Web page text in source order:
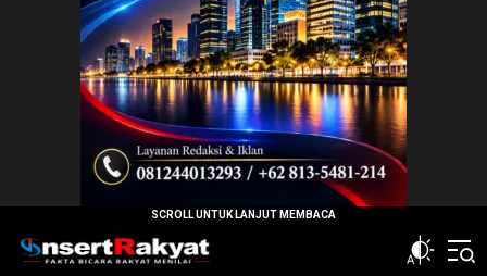
InsertRakyat.com
Fakta Bicara Rakyat Menilai